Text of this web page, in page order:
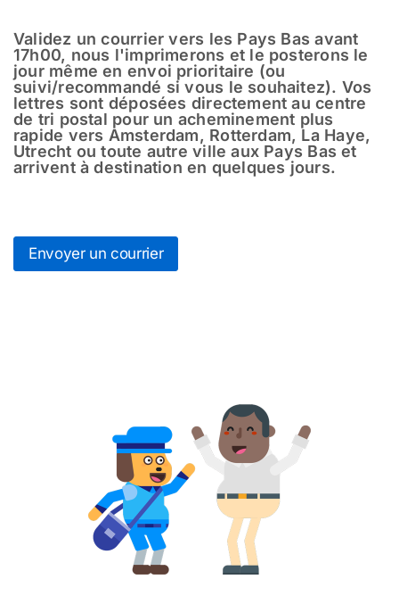
Validez un courrier vers les Pays Bas avant
17h00, nous l'imprimerons et le posterons le
jour même en envoi prioritaire (ou
suivi/recommandé si vous le souhaitez). Vos
lettres sont déposées directement au centre
de tri postal pour un acheminement plus
rapide vers Amsterdam, Rotterdam, La Haye,
Utrecht ou toute autre ville aux Pays Bas et
arrivent à destination en quelques jours.
Envoyer un courrier